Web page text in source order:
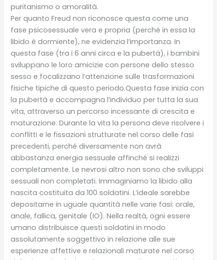
puritanismo o amoralità.
Per quanto Freud non riconosce questa come una
fase psicosessuale vera e propria (perché in essa la
libido è dormiente), ne evidenzia l’importanza. In
questa fase (tra i 6 anni circa e la pubertà), i bambini
sviluppano le loro amicizie con persone dello stesso
sesso e focalizzano l’attenzione sulle trasformazioni
fisiche tipiche di questo periodo.Questa fase inizia con
la pubertà e accompagna l’individuo per tutta la sua
vita, attraverso un percorso incessante di crescita e
maturazione. Durante la vita la persona deve risolvere i
conflitti e le fissazioni strutturate nel corso delle fasi
precedenti, perché diversamente non avrà
abbastanza energia sessuale affinché si realizzi
completamente. Le nevrosi altro non sono che sviluppi
sessuali non completati. Immaginiamo la libido alla
nascita costituita da 100 soldatini. L’ideale sarebbe
depositarne in uguale quantità nelle varie fasi: orale,
anale, fallica, genitale (IO). Nella realtà, ogni essere
umano distribuisce questi soldatini in modo
assolutamente soggettivo in relazione alle sue
esperienze affettive e relazionali maturate nel corso